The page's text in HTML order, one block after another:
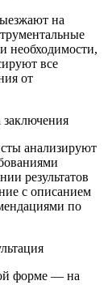
на
необходимости,
все
от
анализируют
результатов
с описанием
по
форме — на